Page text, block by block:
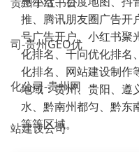
推、腾讯朋友圈广告开
号广告开户、小红书聚
化排名、千问优化排名
化排名、网站建设制作
地域：贵州、贵阳、遵
水、黔南州都匀、黔东
等等区域。